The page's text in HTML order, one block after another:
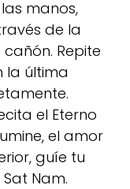
manos,
de la
Repite
la última
el Eterno
el amor
guíe tu
Nam.